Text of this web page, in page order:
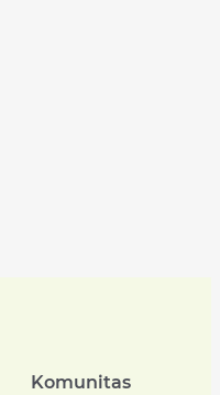
Komunitas